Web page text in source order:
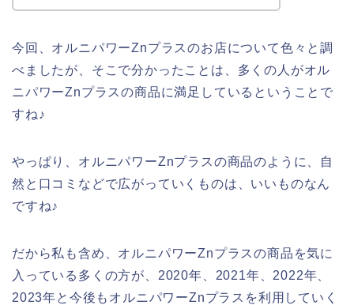
今回、オルニパワーZnプラスのお店について色々と調
べましたが、そこで分かったことは、多くの人がオル
ニパワーZnプラスの商品に満足しているということで
すね♪
やっぱり、オルニパワーZnプラスの商品のように、自
然と口コミなどで広がっていくものは、いいものなん
ですね♪
だから私も含め、オルニパワーZnプラスの商品を気に
入っている多くの方が、2020年、2021年、2022年、
2023年と今後もオルニパワーZnプラスを利用していく